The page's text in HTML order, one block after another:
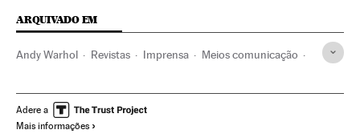
ARQUIVADO EM
Andy Warhol Revistas Imprensa Meios comunicação
Adere a
Mais informações